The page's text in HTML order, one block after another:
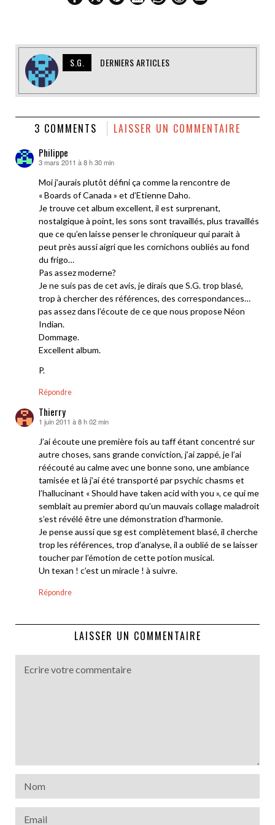
S.G. DERNIERS ARTICLES
3 COMMENTS LAISSER UN COMMENTAIRE
Philippe
dit :
3 mars 2011 à 8 h 30 min
Moi j’aurais plutôt défini ça comme la rencontre de
« Boards of Canada » et d’Etienne Daho.
Je trouve cet album excellent, il est surprenant,
nostalgique à point, les sons sont travaillés, plus travaillés
que ce qu’en laisse penser le chroniqueur qui parait à
peut près aussi aigri que les cornichons oubliés au fond
du frigo…
Pas assez moderne?
Je ne suis pas de cet avis, je dirais que S.G. trop blasé,
trop à chercher des références, des correspondances…
pas assez dans l’écoute de ce que nous propose Néon
Indian.
Dommage.
Excellent album.
P.
Répondre
Thierry
dit :
1 juin 2011 à 8 h 02 min
J’ai écoute une première fois au taff étant concentré sur
autre choses, sans grande conviction, j’ai zappé, je l’ai
réécouté au calme avec une bonne sono, une ambiance
tamisée et là j’ai été transporté par psychic chasms et
l’hallucinant « Should have taken acid with you », ce qui me
semblait au premier abord qu’un mauvais collage maladroit
s’est révélé être une démonstration d’harmonie.
Je pense aussi que sg est complètement blasé, il cherche
trop les références, trop d’analyse, il a oublié de se laisser
toucher par l’émotion de cette potion musical.
Un texan ! c’est un miracle ! à suivre.
Répondre
LAISSER UN COMMENTAIRE